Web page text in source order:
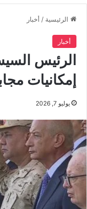
الرئيسية / أخبار
أخبار
الرئيس
إمكانيات
يوليو 7, 2026